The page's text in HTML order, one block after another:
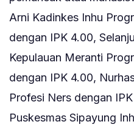
Arni Kadinkes Inhu
dengan IPK 4.00,
Kepulauan Meranti
dengan IPK 4.00,
Profesi Ners dengan
Puskesmas Sipayung